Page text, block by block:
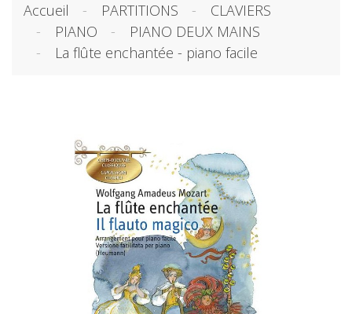
Accueil PARTITIONS
CLAVIERS
PIANO
PIANO DEUX MAINS
La flûte enchantée - piano facile